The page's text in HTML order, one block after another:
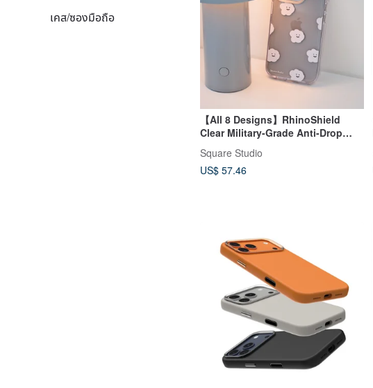
เคส/ซองมือถือ
【All 8 Designs】RhinoShield
Clear Military-Grade Anti-Drop
Transparent Case, Won't Yellow,
Phone Case for iPhone 17
Square Studio
US$ 57.46